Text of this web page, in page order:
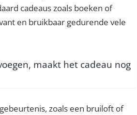
cadeaus zoals boeken of
en bruikbaar gedurende vele
maakt het cadeau nog
zoals een bruiloft of